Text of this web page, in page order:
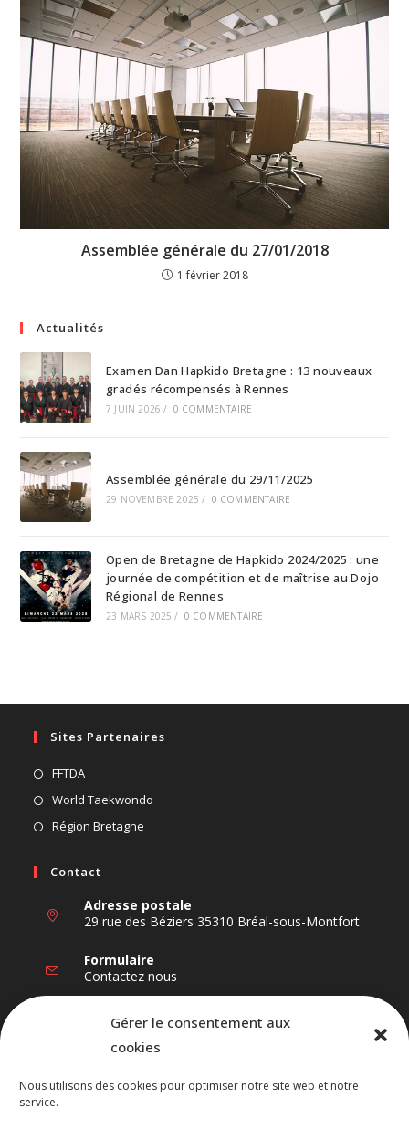
Gérer le consentement aux
cookies
Nous utilisons des cookies pour optimiser notre site web et notre
service.
Assemblée générale du 27/01/2018
1 février 2018
Actualités
Examen Dan Hapkido Bretagne : 13 nouveaux
gradés récompensés à Rennes
7 JUIN 2026 / 0 COMMENTAIRE
Assemblée générale du 29/11/2025
29 NOVEMBRE 2025 / 0 COMMENTAIRE
Open de Bretagne de Hapkido 2024/2025 : une
journée de compétition et de maîtrise au Dojo
Régional de Rennes
23 MARS 2025 / 0 COMMENTAIRE
Sites Partenaires
FFTDAS’ouvre
dans
World Taekwondo
Région Bretagne
onglet
Contact
Adresse postale
29 rue des Béziers 35310 Bréal-sous-Montfort
Formulaire
Contactez nous
Nous Suivre
S’ouvre